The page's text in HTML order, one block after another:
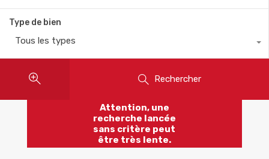
Type de bien
Tous les types
Rechercher
Attention, une
recherche lancée
sans critère peut
être très lente.